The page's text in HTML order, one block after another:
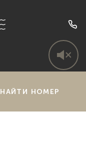
НАЙТИ НОМЕР